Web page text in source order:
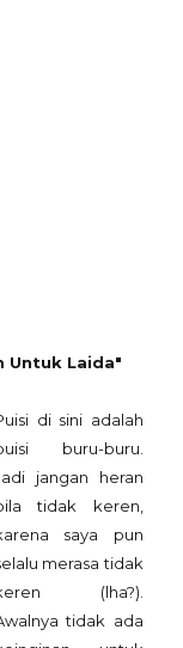
Untuk Laida"
di sini adalah
buru-buru.
jangan heran
tidak keren,
saya pun
merasa tidak
(lha?).
tidak ada